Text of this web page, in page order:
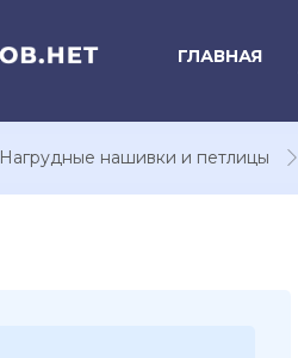
ГЛАВНАЯ
Нагрудные нашивки и петлицы